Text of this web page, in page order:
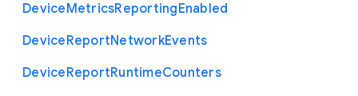
DeviceMetricsReportingEnabled
DeviceReportNetworkEvents
DeviceReportRuntimeCounters